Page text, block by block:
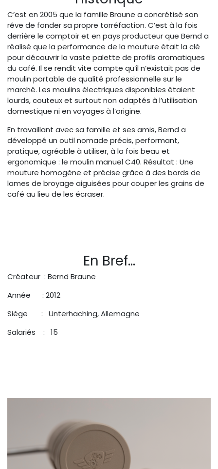
C’est en 2005 que la famille Braune a concrétisé son
rêve de fonder sa propre torréfaction. C’est à la fois
derrière le comptoir et en pays producteur que Bernd a
réalisé que la performance de la mouture était la clé
pour découvrir la vaste palette de profils aromatiques
du café. Il se rendit vite compte qu’il n’existait pas de
moulin portable de qualité professionnelle sur le
marché. Les moulins électriques disponibles étaient
lourds, couteux et surtout non adaptés à l’utilisation
domestique ni en voyages à l’origine.
En travaillant avec sa famille et ses amis, Bernd a
développé un outil nomade précis, performant,
pratique, agréable à utiliser, à la fois beau et
ergonomique : le moulin manuel C40. Résultat : Une
mouture homogène et précise grâce à des bords de
lames de broyage aiguisées pour couper les grains de
café au lieu de les écraser.
En Bref...
Créateur : Bernd Braune
Année : 2012
Siège : Unterhaching, Allemagne
Salariés
​: 15